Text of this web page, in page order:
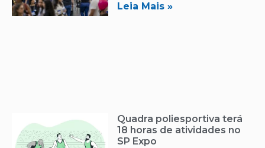
Leia Mais »
Quadra poliesportiva terá
18 horas de atividades no
SP Expo